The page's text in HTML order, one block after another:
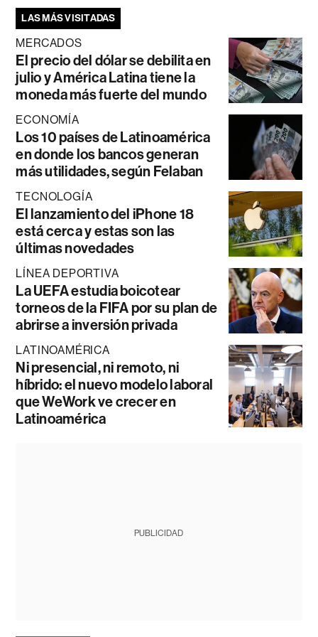
LAS MÁS VISITADAS
MERCADOS
El precio del dólar se debilita en
julio y América Latina tiene la
moneda más fuerte del mundo
ECONOMÍA
Los 10 países de Latinoamérica
en donde los bancos generan
más utilidades, según Felaban
TECNOLOGÍA
El lanzamiento del iPhone 18
está cerca y estas son las
últimas novedades
LÍNEA DEPORTIVA
La UEFA estudia boicotear
torneos de la FIFA por su plan de
abrirse a inversión privada
LATINOAMÉRICA
Ni presencial, ni remoto, ni
híbrido: el nuevo modelo laboral
que WeWork ve crecer en
Latinoamérica
PUBLICIDAD